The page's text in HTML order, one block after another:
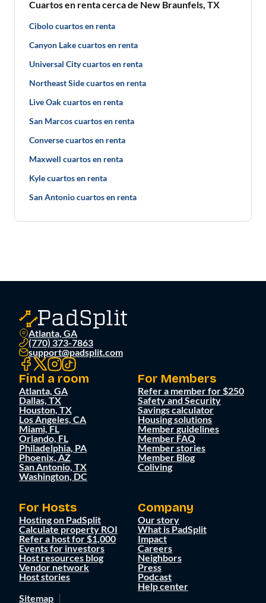
Cuartos en renta cerca de New Braunfels, TX
Cibolo cuartos en renta
Canyon Lake cuartos en renta
Universal City cuartos en renta
Northeast Side cuartos en renta
Live Oak cuartos en renta
San Marcos cuartos en renta
Converse cuartos en renta
Maxwell cuartos en renta
Kyle cuartos en renta
San Antonio cuartos en renta
Atlanta, GA
(770) 373-7863
support@padsplit.com
Find a room
Atlanta, GA
Dallas, TX
Houston, TX
Los Angeles, CA
Miami, FL
Orlando, FL
Philadelphia, PA
Phoenix, AZ
San Antonio, TX
Washington, DC
For Members
Refer a member for $250
Safety and Security
Savings calculator
Housing solutions
Member guidelines
Member FAQ
Member stories
Member Blog
Coliving
For Hosts
Hosting on PadSplit
Calculate property ROI
Refer a host for $1,000
Events for investors
Host resources blog
Vendor network
Host stories
Company
Our story
What is PadSplit
Impact
Careers
Neighbors
Press
Podcast
Help center
Sitemap